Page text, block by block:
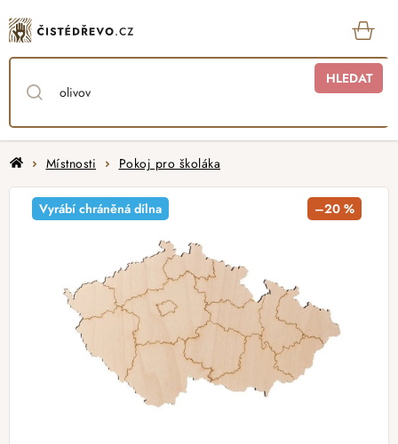
na
obsah
HLEDAT
DomůMístnosti Pokoj pro školáka
Vyrábí chráněná dílna –20 %